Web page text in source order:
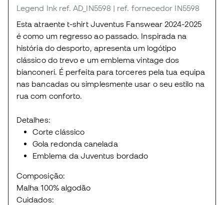
Legend Ink ref. AD_IN5598 | ref. fornecedor IN5598
Esta atraente t-shirt Juventus Fanswear 2024-2025
é como um regresso ao passado. Inspirada na
história do desporto, apresenta um logótipo
clássico do trevo e um emblema vintage dos
bianconeri. É perfeita para torceres pela tua equipa
nas bancadas ou simplesmente usar o seu estilo na
rua com conforto.
Detalhes:
Corte clássico
Gola redonda canelada
Emblema da Juventus bordado
Composição:
Malha 100% algodão
Cuidados: